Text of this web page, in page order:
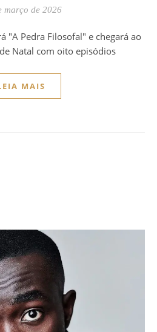
março de 2026
Natal com oito episódios
MAIS